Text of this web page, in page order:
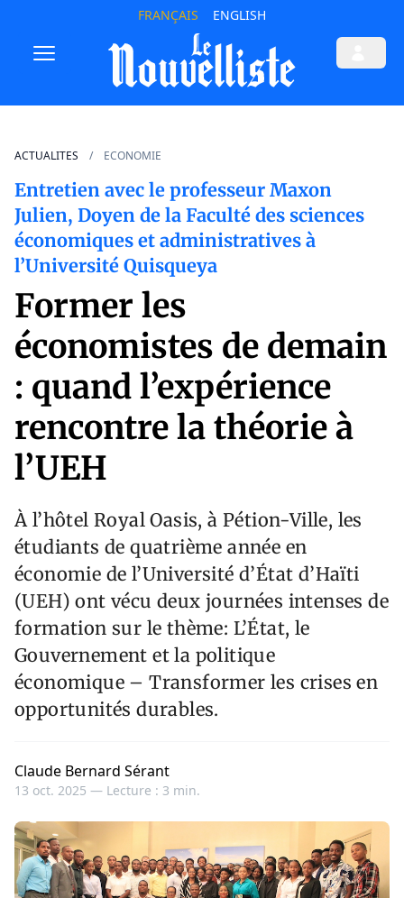
FRANÇAIS ENGLISH
ACTUALITES ECONOMIE
Entretien avec le professeur Maxon
Julien, Doyen de la Faculté des sciences
économiques et administratives à
l’Université Quisqueya
Former les
économistes de demain
: quand l’expérience
rencontre la théorie à
l’UEH
À l’hôtel Royal Oasis, à Pétion-Ville, les
étudiants de quatrième année en
économie de l’Université d’État d’Haïti
(UEH) ont vécu deux journées intenses de
formation sur le thème: L’État, le
Gouvernement et la politique
économique – Transformer les crises en
opportunités durables.
Claude Bernard Sérant
13 oct. 2025 — Lecture : 3 min.